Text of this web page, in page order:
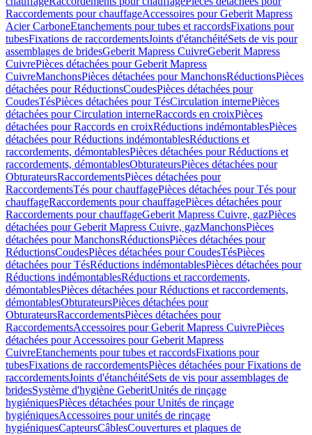
Raccordements pour chauffageAccessoires pour Geberit Mapress
Acier CarboneEtanchements pour tubes et raccordsFixations pour
tubesFixations de raccordementsJoints d'étanchéitéSets de vis pour
assemblages de bridesGeberit Mapress CuivreGeberit Mapress
CuivrePièces détachées pour Geberit Mapress
CuivreManchonsPièces détachées pour ManchonsRéductionsPièces
détachées pour RéductionsCoudesPièces détachées pour
CoudesTésPièces détachées pour TésCirculation internePièces
détachées pour Circulation interneRaccords en croixPièces
détachées pour Raccords en croixRéductions indémontablesPièces
détachées pour Réductions indémontablesRéductions et
raccordements, démontablesPièces détachées pour Réductions et
raccordements, démontablesObturateursPièces détachées pour
ObturateursRaccordementsPièces détachées pour
RaccordementsTés pour chauffagePièces détachées pour Tés pour
chauffageRaccordements pour chauffagePièces détachées pour
Raccordements pour chauffageGeberit Mapress Cuivre, gazPièces
détachées pour Geberit Mapress Cuivre, gazManchonsPièces
détachées pour ManchonsRéductionsPièces détachées pour
RéductionsCoudesPièces détachées pour CoudesTésPièces
détachées pour TésRéductions indémontablesPièces détachées pour
Réductions indémontablesRéductions et raccordements,
démontablesPièces détachées pour Réductions et raccordements,
démontablesObturateursPièces détachées pour
ObturateursRaccordementsPièces détachées pour
RaccordementsAccessoires pour Geberit Mapress CuivrePièces
détachées pour Accessoires pour Geberit Mapress
CuivreEtanchements pour tubes et raccordsFixations pour
tubesFixations de raccordementsPièces détachées pour Fixations de
raccordementsJoints d'étanchéitéSets de vis pour assemblages de
bridesSystème d'hygiène GeberitUnités de rinçage
hygiéniquesPièces détachées pour Unités de rinçage
hygiéniquesAccessoires pour unités de rinçage
hygiéniquesCapteursCâblesCouvertures et plaques de